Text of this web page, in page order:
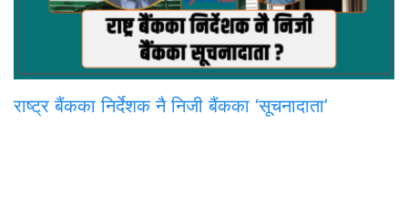
राष्ट्र बैंकका निर्देशक नै निजी बैंकका ‘सूचनादाता’